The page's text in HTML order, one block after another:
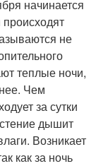
начинается
не
теплые ночи,
Чем
за сутки
дышит
Возникает
как за ночь